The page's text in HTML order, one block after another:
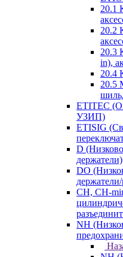
20.1
20.2
20.3
in),
20.4
20.5
ETITEC
УЗИП)
ETISIG
D
держатели)
DO
CH, CH-
NH